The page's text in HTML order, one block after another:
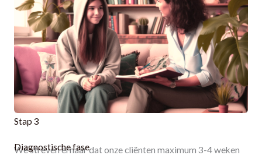
Stap 3
Diagnostische fase
We streven ernaar dat onze cliënten maximum 3-4 weken